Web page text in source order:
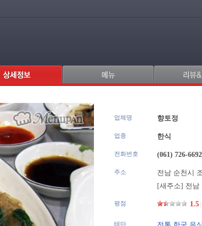
업체명 향토정
업종 한식
전화번호 (061) 726-6692
주소
전남 순천시
[새주소] 전남
평점 1.5
테마